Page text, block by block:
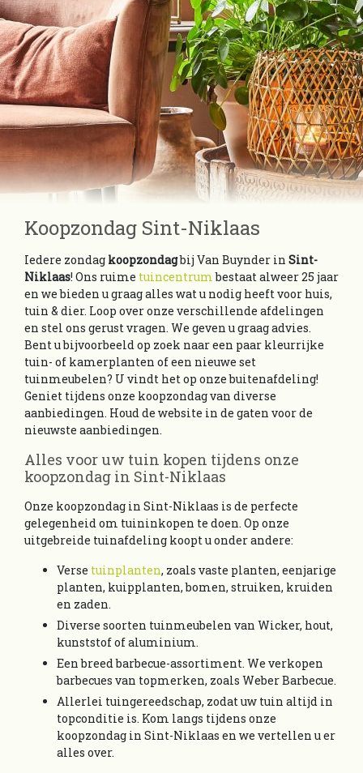
Koopzondag Sint-Niklaas
Iedere zondag koopzondagbij Van Buynder in Sint-
Niklaas! Ons ruime tuincentrumbestaat alweer 25 jaar
en we bieden u graag alles wat u nodig heeft voor huis,
tuin & dier. Loop over onze verschillende afdelingen
en stel ons gerust vragen. We geven u graag advies.
Bent u bijvoorbeeld op zoek naar een paar kleurrijke
tuin- of kamerplanten of een nieuwe set
tuinmeubelen? U vindt het op onze buitenafdeling!
Geniet tijdens onze koopzondag van diverse
aanbiedingen. Houd de website in de gaten voor de
nieuwste aanbiedingen.
Alles voor uw tuin kopen tijdens onze
koopzondag in Sint-Niklaas
Onze koopzondag in Sint-Niklaas is de perfecte
gelegenheid om tuininkopen te doen. Op onze
uitgebreide tuinafdeling koopt u onder andere:
Verse tuinplanten, zoals vaste planten, eenjarige
planten, kuipplanten, bomen, struiken, kruiden
en zaden.
Diverse soorten tuinmeubelen van Wicker, hout,
kunststof of aluminium.
Een breed barbecue-assortiment. We verkopen
barbecues van topmerken, zoals Weber Barbecue.
Allerlei tuingereedschap, zodat uw tuin altijd in
topconditie is. Kom langs tijdens onze
koopzondag in Sint-Niklaas en we vertellen u er
alles over.